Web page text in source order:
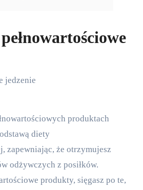
diety
zapewniając, że otrzymujesz
odżywczych z posiłków.
produkty, sięgasz po te,